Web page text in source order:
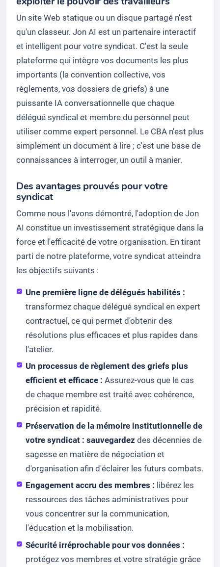
Un site Web statique ou un disque partagé n'est
qu'un classeur. Jon AI est un partenaire interactif
et intelligent pour votre syndicat. C'est la seule
plateforme qui intègre vos documents les plus
importants (la convention collective, vos
règlements, vos dossiers de griefs) à une
puissante IA conversationnelle que chaque
délégué syndical et membre du personnel peut
utiliser comme expert personnel. Le CBA n'est plus
simplement un document à lire ; c'est une base de
connaissances à interroger, un outil à manier.
Des avantages prouvés pour votre
syndicat
Comme nous l'avons démontré, l'adoption de Jon
AI constitue un investissement stratégique dans la
force et l'efficacité de votre organisation. En tirant
parti de notre plateforme, votre syndicat atteindra
les objectifs suivants :
Une première ligne de délégués habilités :
transformez chaque délégué syndical en expert
contractuel, ce qui permet d'obtenir des
résolutions plus efficaces et plus rapides dans
l'atelier.
Un processus de règlement des griefs plus
efficient et efficace : Assurez-vous que le cas
de chaque membre est traité avec cohérence,
précision et rapidité.
Préservation de la mémoire institutionnelle de
votre syndicat : sauvegardez des décennies de
sagesse en matière de négociation et
d'organisation afin d'éclairer les futurs combats.
Engagement accru des membres : libérez les
ressources des tâches administratives pour
vous concentrer sur la communication,
l'éducation et la mobilisation.
Sécurité irréprochable pour vos données :
protégez vos membres et votre stratégie grâce